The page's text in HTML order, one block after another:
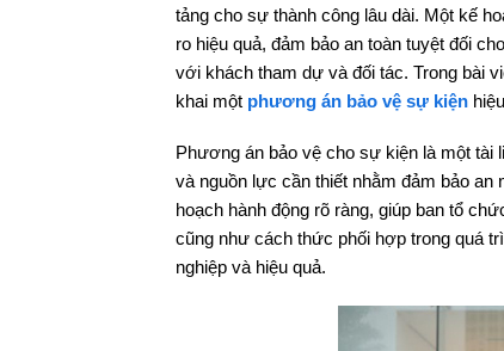
tảng cho sự thành công lâu dài. Một kế
ro hiệu quả, đảm bảo an toàn tuyệt đối
với khách tham dự và đối tác. Trong bài
khai một phương án bảo vệ sự kiện
Phương án bảo vệ cho sự kiện là một tài
và nguồn lực cần thiết nhằm đảm bảo
hoạch hành động rõ ràng, giúp ban tổ
cũng như cách thức phối hợp trong quá
nghiệp và hiệu quả.